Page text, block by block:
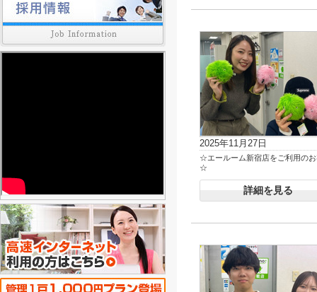
2025年11月27日
☆エールーム新宿店をご利用の
☆
詳細を見る